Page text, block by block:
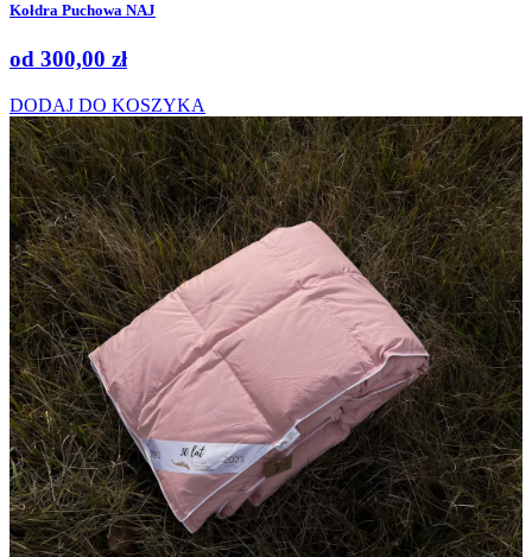
Kołdra Puchowa NAJ
od 300,00 zł
DODAJ DO KOSZYKA